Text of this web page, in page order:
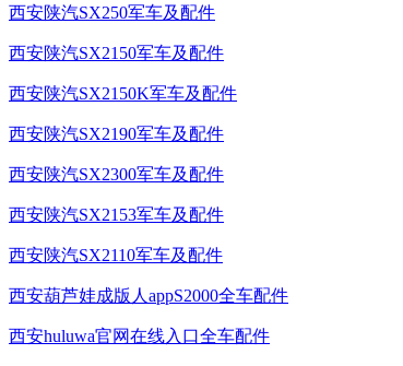
西安陕汽SX250军车及配件
西安陕汽SX2150军车及配件
西安陕汽SX2150K军车及配件
西安陕汽SX2190军车及配件
西安陕汽SX2300军车及配件
西安陕汽SX2153军车及配件
西安陕汽SX2110军车及配件
西安葫芦娃成版人appS2000全车配件
西安huluwa官网在线入口全车配件